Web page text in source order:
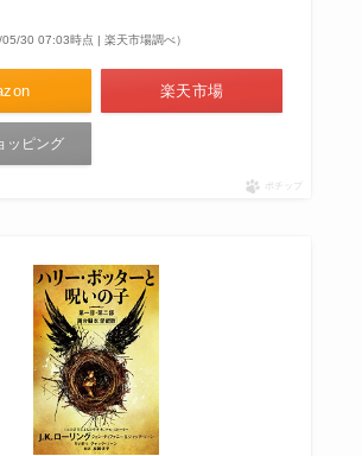
05/30 07:03時点 | 楽天市場調べ）
楽天市場
ッピング
ポチップ